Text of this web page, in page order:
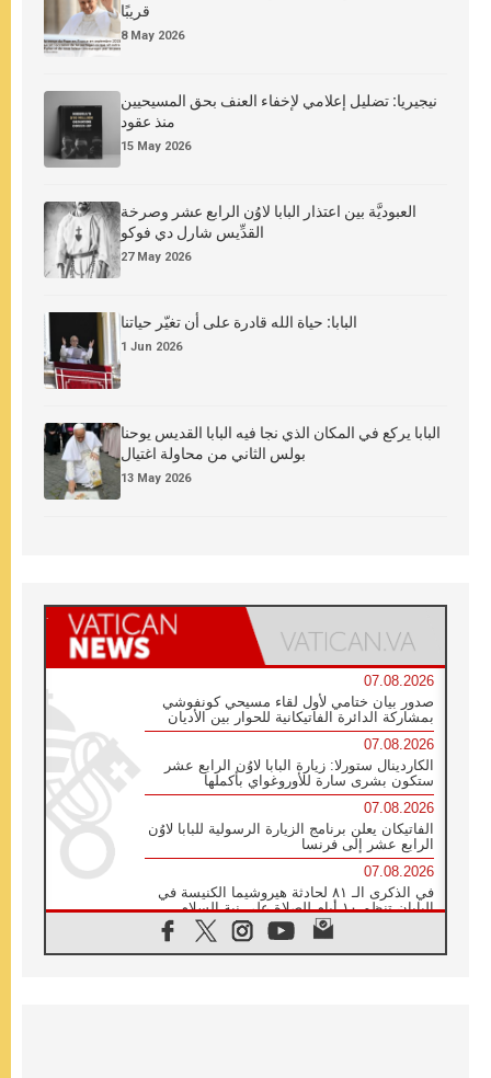
قريبًا
8 May 2026
نيجيريا: تضليل إعلامي لإخفاء العنف بحق المسيحيين
منذ عقود
15 May 2026
العبوديَّة بين اعتذار البابا لاوُن الرابع عشر وصرخة
القدِّيس شارل دي فوكو
27 May 2026
البابا: حياة الله قادرة على أن تغيّر حياتنا
1 Jun 2026
البابا يركع في المكان الذي نجا فيه البابا القديس يوحنا
بولس الثاني من محاولة اغتيال
13 May 2026
07.08.2026
صدور بيان ختامي لأول لقاء مسيحي كونفوشي
بمشاركة الدائرة الفاتيكانية للحوار بين الأديان
07.08.2026
الكاردينال ستورلا: زيارة البابا لاوُن الرابع عشر
ستكون بشرى سارة للأوروغواي بأكملها
07.08.2026
الفاتيكان يعلن برنامج الزيارة الرسولية للبابا لاوُن
الرابع عشر إلى فرنسا
07.08.2026
في الذكرى الـ ٨١ لحادثة هيروشيما الكنيسة في
اليابان تنظم ١٠ أيام للصلاة على نية السلام
الكنيسة في الأوروغواي: زيارة البابا ستعزز